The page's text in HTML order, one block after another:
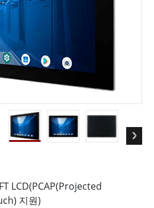
LCD(PCAP(Projected
지원)